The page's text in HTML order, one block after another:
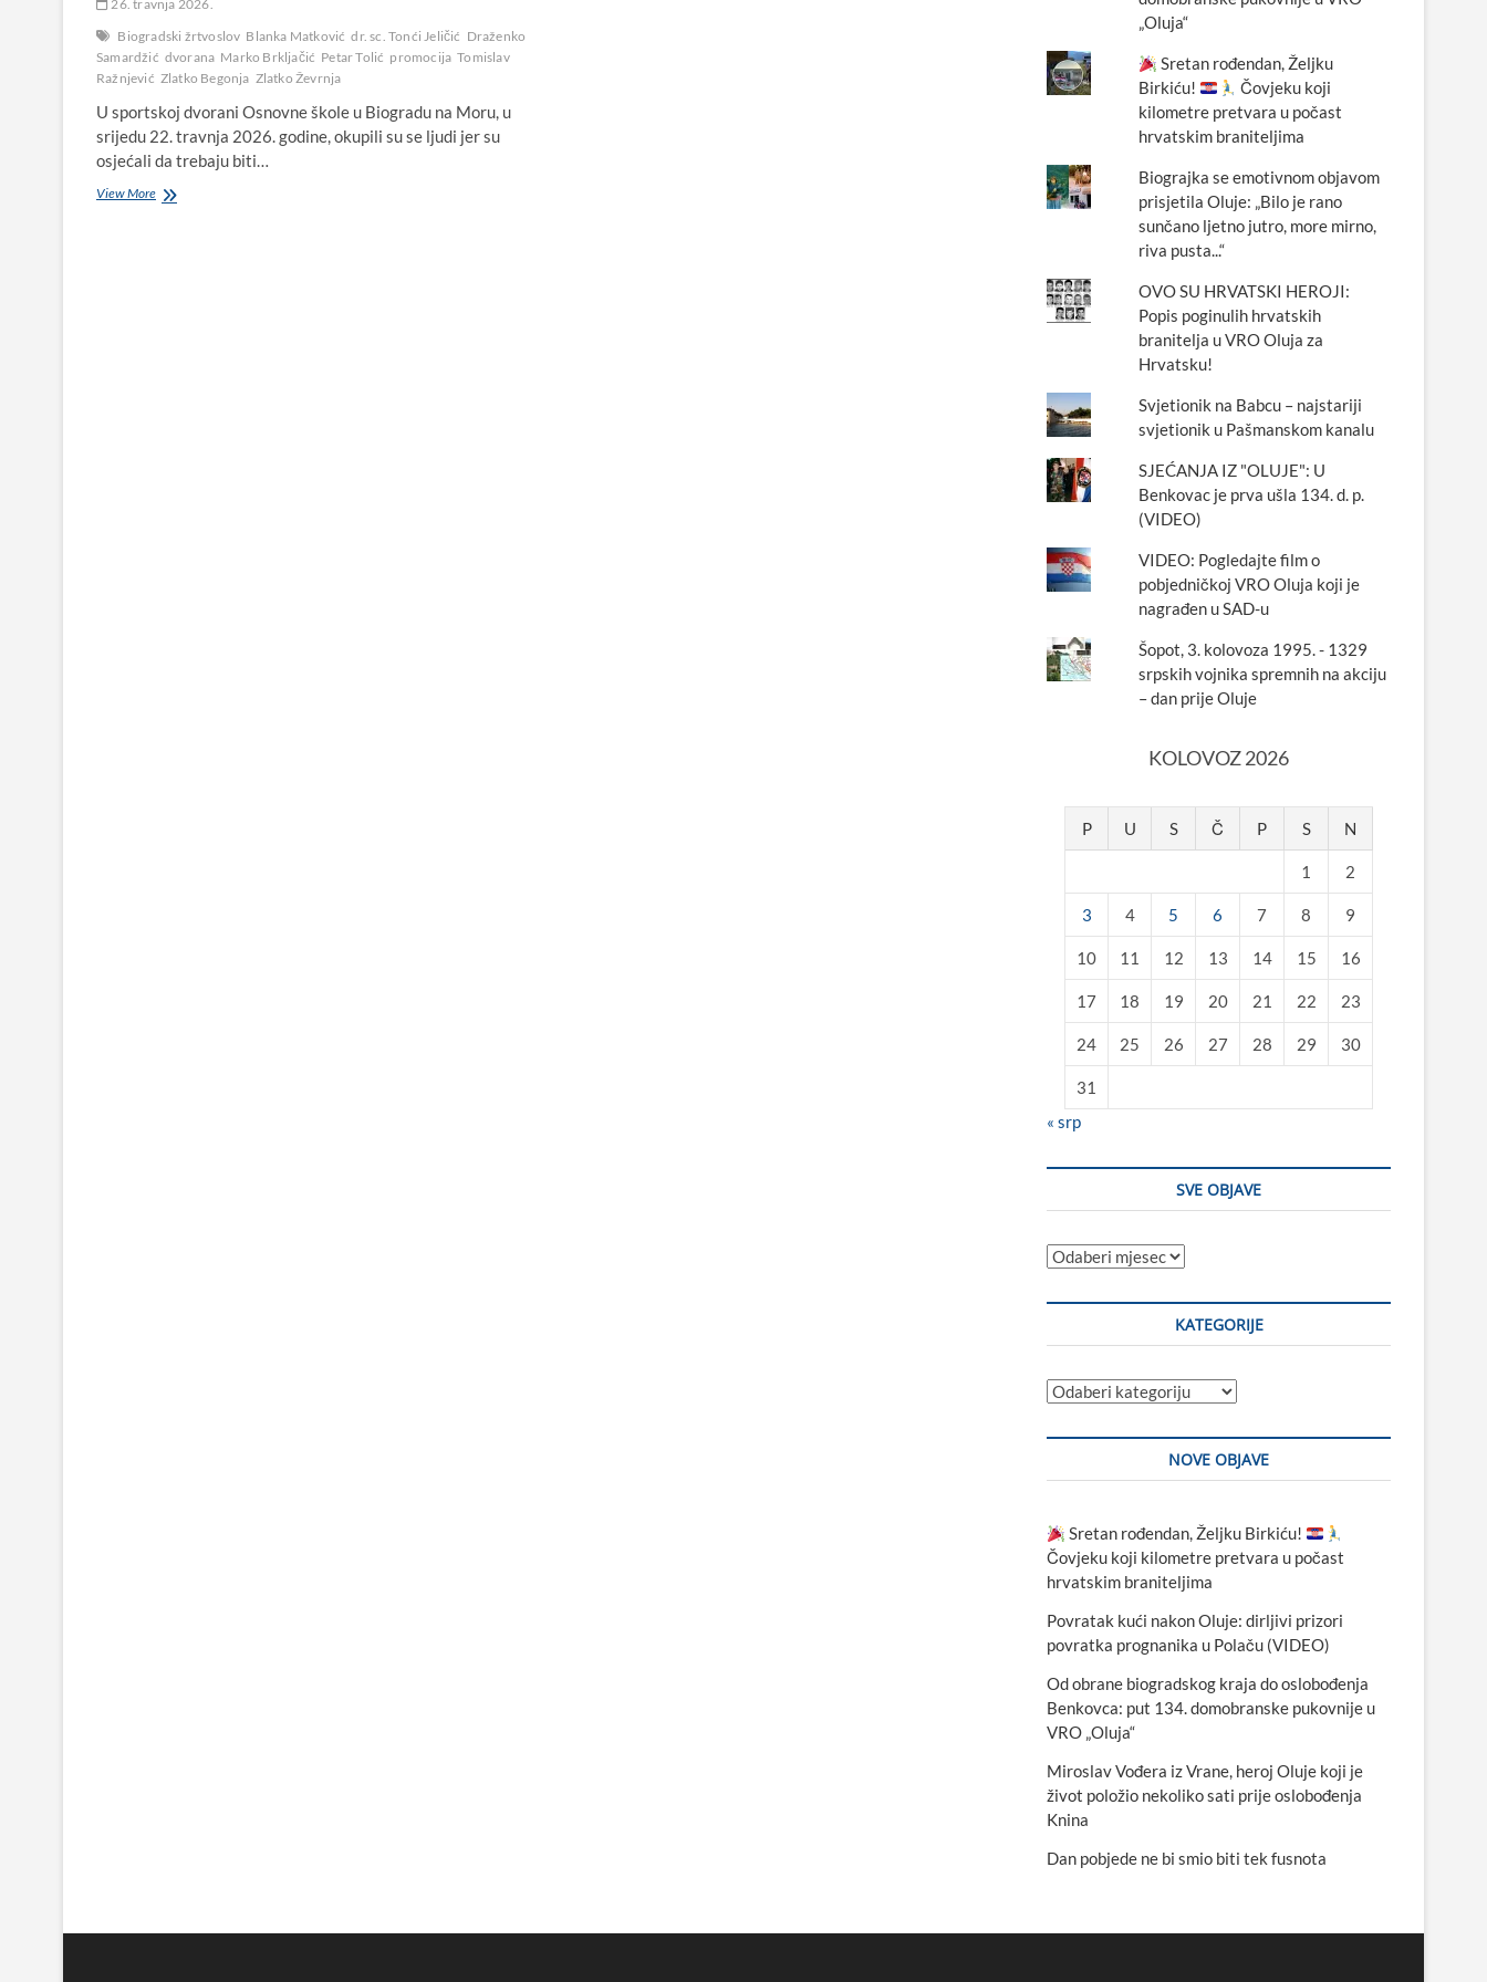
26. travnja 2026.
Biogradski žrtvoslov Blanka Matković dr. sc. Tonći Jeličić Draženko
Samardžić dvorana Marko Brkljačić Petar Tolić promocija Tomislav
Ražnjević Zlatko Begonja Zlatko Ževrnja
U sportskoj dvorani Osnovne škole u Biogradu na Moru, u
srijedu 22. travnja 2026. godine, okupili su se ljudi jer su
osjećali da trebaju biti…
View MoreBiogradski
„Oluja“
Sretan rođendan, Željku
Birkiću!
Čovjeku koji
kilometre pretvara u počast
hrvatskim braniteljima
Biograjka se emotivnom objavom
prisjetila Oluje: „Bilo je rano
sunčano ljetno jutro, more mirno,
riva pusta...“
OVO SU HRVATSKI HEROJI:
Popis poginulih hrvatskih
branitelja u VRO Oluja za
Hrvatsku!
Svjetionik na Babcu – najstariji
svjetionik u Pašmanskom kanalu
SJEĆANJA IZ "OLUJE": U
Benkovac je prva ušla 134. d. p.
(VIDEO)
VIDEO: Pogledajte film o
pobjedničkoj VRO Oluja koji je
nagrađen u SAD-u
Šopot, 3. kolovoza 1995. - 1329
srpskih vojnika spremnih na akciju
– dan prije Oluje
KOLOVOZ 2026
P U S Č P S N
1 2
3 4 5 6 7 8 9
10 11 12 13 14 15 16
17 18 19 20 21 22 23
24 25 26 27 28 29 30
31
« srp
SVE OBJAVE
Sve
KATEGORIJE
Kategorije
NOVE OBJAVE
Sretan rođendan, Željku Birkiću!
Čovjeku koji kilometre pretvara u počast
hrvatskim braniteljima
Povratak kući nakon Oluje: dirljivi prizori
povratka prognanika u Polaču (VIDEO)
Od obrane biogradskog kraja do oslobođenja
Benkovca: put 134. domobranske pukovnije u
VRO „Oluja“
Miroslav Vođera iz Vrane, heroj Oluje koji je
život položio nekoliko sati prije oslobođenja
Knina
Dan pobjede ne bi smio biti tek fusnota